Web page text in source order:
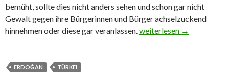
bemüht, sollte dies nicht anders sehen und schon gar nicht
Gewalt gegen ihre Bürgerinnen und Bürger achselzuckend
hinnehmen oder diese gar veranlassen.Offener Brief an
weiterlesen →
ERDOĞAN TÜRKEI